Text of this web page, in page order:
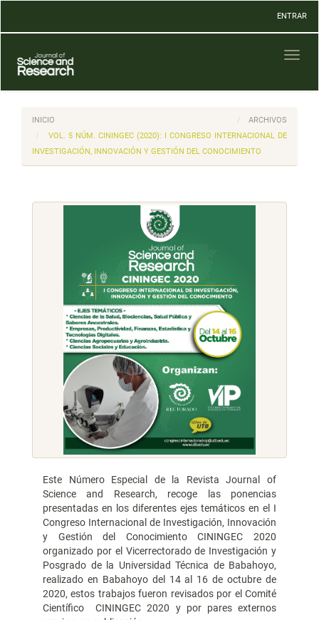
Contenido
Barra
lateral
ENTRAR
INICIO
ARCHIVOS
VOL. 5 NÚM. CININGEC (2020): I CONGRESO INTERNACIONAL DE
INVESTIGACIÓN, INNOVACIÓN Y GESTIÓN DEL CONOCIMIENTO
Este Número Especial de la Revista Journal of
Science and Research, recoge las ponencias
presentadas en los diferentes ejes temáticos en el I
Congreso Internacional de Investigación, Innovación
y Gestión del Conocimiento CININGEC 2020
organizado por el Vicerrectorado de Investigación y
Posgrado de la Universidad Técnica de Babahoyo,
realizado en Babahoyo del 14 al 16 de octubre de
2020, estos trabajos fueron revisados por el Comité
Científico CININGEC 2020 y por pares externos